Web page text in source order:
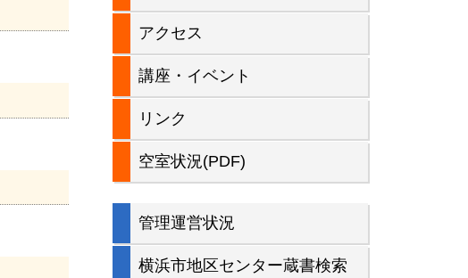
イ
ド
バ
アクセス
講座・イベント
リンク
空室状況(PDF)
管理運営状況
横浜市地区センター蔵書検索